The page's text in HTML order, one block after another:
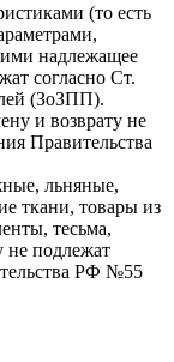
(то есть
надлежащее
согласно Ст.
(ЗоЗПП).
и возврату не
Правительства
льняные,
ткани, товары из
тесьма,
не подлежат
РФ №55